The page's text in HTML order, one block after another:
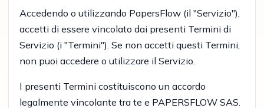
Accedendo o utilizzando PapersFlow (il "Servizio"),
accetti di essere vincolato dai presenti Termini di
Servizio (i "Termini"). Se non accetti questi Termini,
non puoi accedere o utilizzare il Servizio.
I presenti Termini costituiscono un accordo
legalmente vincolante tra te e PAPERSFLOW SAS.